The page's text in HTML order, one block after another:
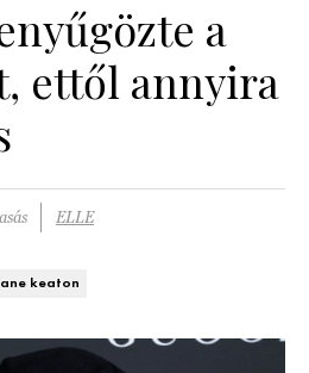
a
ettől annyira
ELLE
keaton